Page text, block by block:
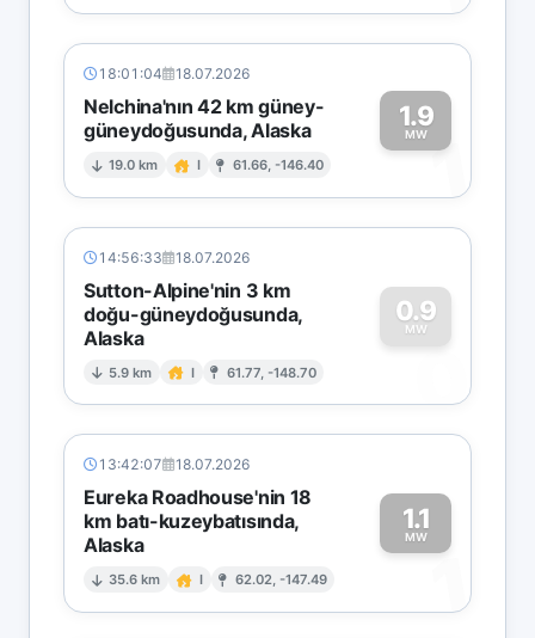
18:01:04 18.07.2026
Nelchina'nın 42 km güney-
güneydoğusunda, Alaska
19.0 km I 61.66, -146.40
1.9
MW1
14:56:33 18.07.2026
Sutton-Alpine'nin 3 km
doğu-güneydoğusunda,
Alaska
5.9 km I 61.77, -148.70
0.9
MW
0
13:42:07 18.07.2026
Eureka Roadhouse'nin 18
km batı-kuzeybatısında,
Alaska
35.6 km I 62.02, -147.49
1.1
MW
1